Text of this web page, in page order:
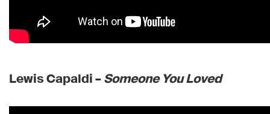
Lewis Capaldi –Someone You Loved